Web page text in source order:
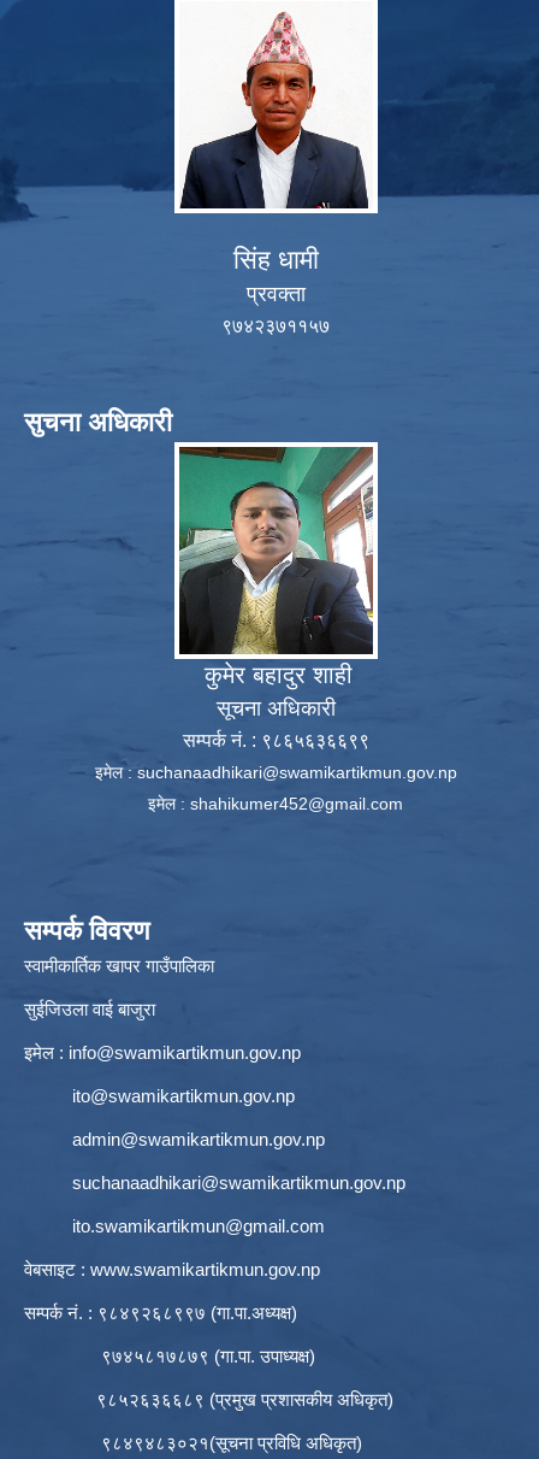
सिंह धामी
प्रवक्ता
९७४२३७११५७
सुचना अधिकारी
कुमेर बहादुर शाही
सूचना अधिकारी
सम्पर्क नं. : ९८६५६३६६९९
इमेल : suchanaadhikari@swamikartikmun.gov.np
इमेल : shahikumer452@gmail.com
सम्पर्क विवरण
स्वामीकार्तिक खापर गाउँपालिका
सुईजिउला वाई बाजुरा
इमेल : info@swamikartikmun.gov.np
ito@swamikartikmun.gov.np
admin@swamikartikmun.gov.np
suchanaadhikari@swamikartikmun.gov.np
ito.swamikartikmun@gmail.com
वेबसाइट : www.swamikartikmun.gov.np
सम्पर्क नं. : ९८४९२६८९९७ (गा.पा.अध्यक्ष)
९७४५८१७८७९ (गा.पा. उपाध्यक्ष)
९८५२६३६६८९ (प्रमुख प्रशासकीय अधिकृत)
९८४९४८३०२१(सूचना प्रविधि अधिकृत)